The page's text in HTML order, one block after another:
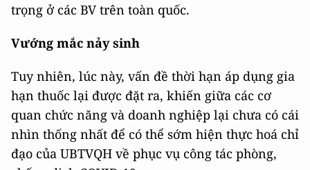
trọng ở các BV trên toàn quốc.
Vướng mắc nảy sinh
Tuy nhiên, lúc này, vấn đề thời hạn áp dụng gia
hạn thuốc lại được đặt ra, khiến giữa các cơ
quan chức năng và doanh nghiệp lại chưa có cái
nhìn thống nhất để có thể sớm hiện thực hoá chỉ
đạo của UBTVQH về phục vụ công tác phòng,